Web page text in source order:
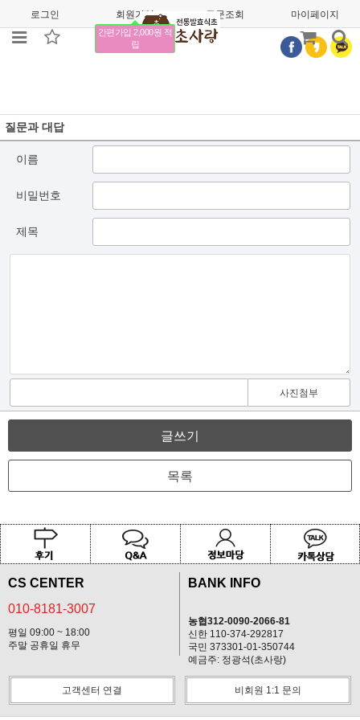
로그인 회원가입
간편가입 2,000원 적
립
주문조회 마이페이지
질문과 대답
이름
비밀번호
제목
사진첨부
글쓰기
목록
CS CENTER
010-8181-3007
평일 09:00 ~ 18:00
주말 공휴일 휴무
BANK INFO
농협312-0090-2066-81
신한 110-374-292817
국민 373301-01-350744
예금주: 정광석(초사랑)
고객센터 연결 비회원 1:1 문의